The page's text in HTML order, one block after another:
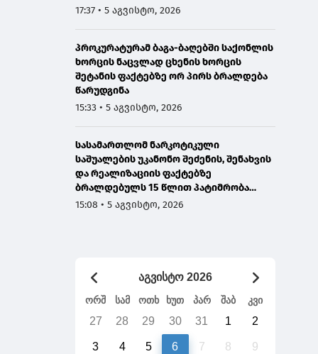
დისკრედიტაციულ საინფორმაციო
17:37 • 5 აგვისტო, 2026
პროკურატურამ ბაგა-ბაღებში საქონლის
ხორცის ნაცვლად ცხენის ხორცის
შეტანის ფაქტებზე ორ პირს ბრალდება
წარუდგინა
15:33 • 5 აგვისტო, 2026
სასამართლომ ნარკოტიკული
საშუალების უკანონო შეძენის, შენახვის
და რეალიზაციის ფაქტებზე
ბრალდებულს 15 წლით პატიმრობა
მიუსაჯა
15:08 • 5 აგვისტო, 2026
აგვისტო 2026
ორშ სამ ოთხ ხუთ პარ შაბ კვი
27 28 29 30 31 1 2
3 4 5 6 7 8 9